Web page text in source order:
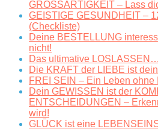
GROSSARTIGKEIT – Lass
GEISTIGE GESUNDHEIT –
(Checkliste)
Deine BESTELLUNG
nicht!
Das ultimative
Die KRAFT der LIEBE ist
FREI SEIN – Ein Leben ohne
Dein GEWISSEN ist der
ENTSCHEIDUNGEN –
wird!
GLÜCK ist eine